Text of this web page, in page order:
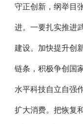
守正创新，纲举目
进。一要扎实推进
建设。加快提升创
链条，积极争创国
水平科技自立自强
扩大消费。把恢复